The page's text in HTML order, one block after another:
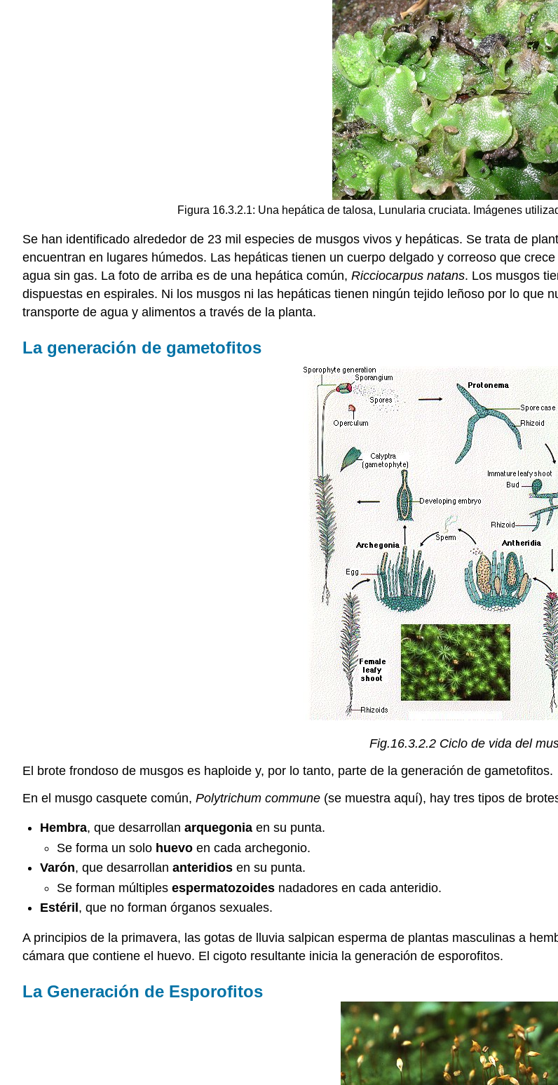
Figura 16.3.2.1: Una hepática de talosa, Lunularia cruciata. Imágenes
Se han identificado alrededor de 23 mil especies de musgos vivos y hepáticas. Se trata de
encuentran en lugares húmedos. Las hepáticas tienen un cuerpo delgado y correoso que
agua sin gas. La foto de arriba es de una hepática común, Ricciocarpus natans. Los musgos
dispuestas en espirales. Ni los musgos ni las hepáticas tienen ningún tejido leñoso por lo que
transporte de agua y alimentos a través de la planta.
La generación de gametofitos
Fig.16.3.2.2 Ciclo de vida del
El brote frondoso de musgos es haploide y, por lo tanto, parte de la generación de gametofitos.
En el musgo casquete común, Polytrichum commune (se muestra aquí), hay tres tipos de
Hembra, que desarrollan arquegoniaen su punta.
Se forma un solo huevo en cada archegonio.
Varón, que desarrollan anteridiosen su punta.
Se forman múltiplesespermatozoides nadadores en cada anteridio.
Estéril, que no forman órganos sexuales.
A principios de la primavera, las gotas de lluvia salpican esperma de plantas masculinas a
cámara que contiene el huevo. El cigoto resultante inicia la generación de esporofitos.
La Generación de Esporofitos